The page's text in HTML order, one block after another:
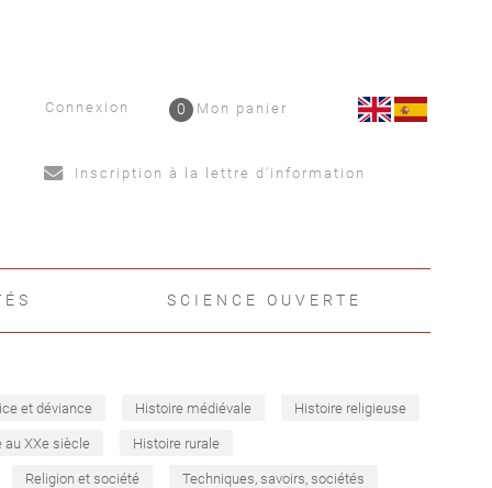
Connexion Mon panier
0
Inscription à la lettre d'information
SCIENCE OUVERTE
et déviance Histoire médiévale Histoire religieuse
au XXe siècle Histoire rurale
Religion et société Techniques, savoirs, sociétés